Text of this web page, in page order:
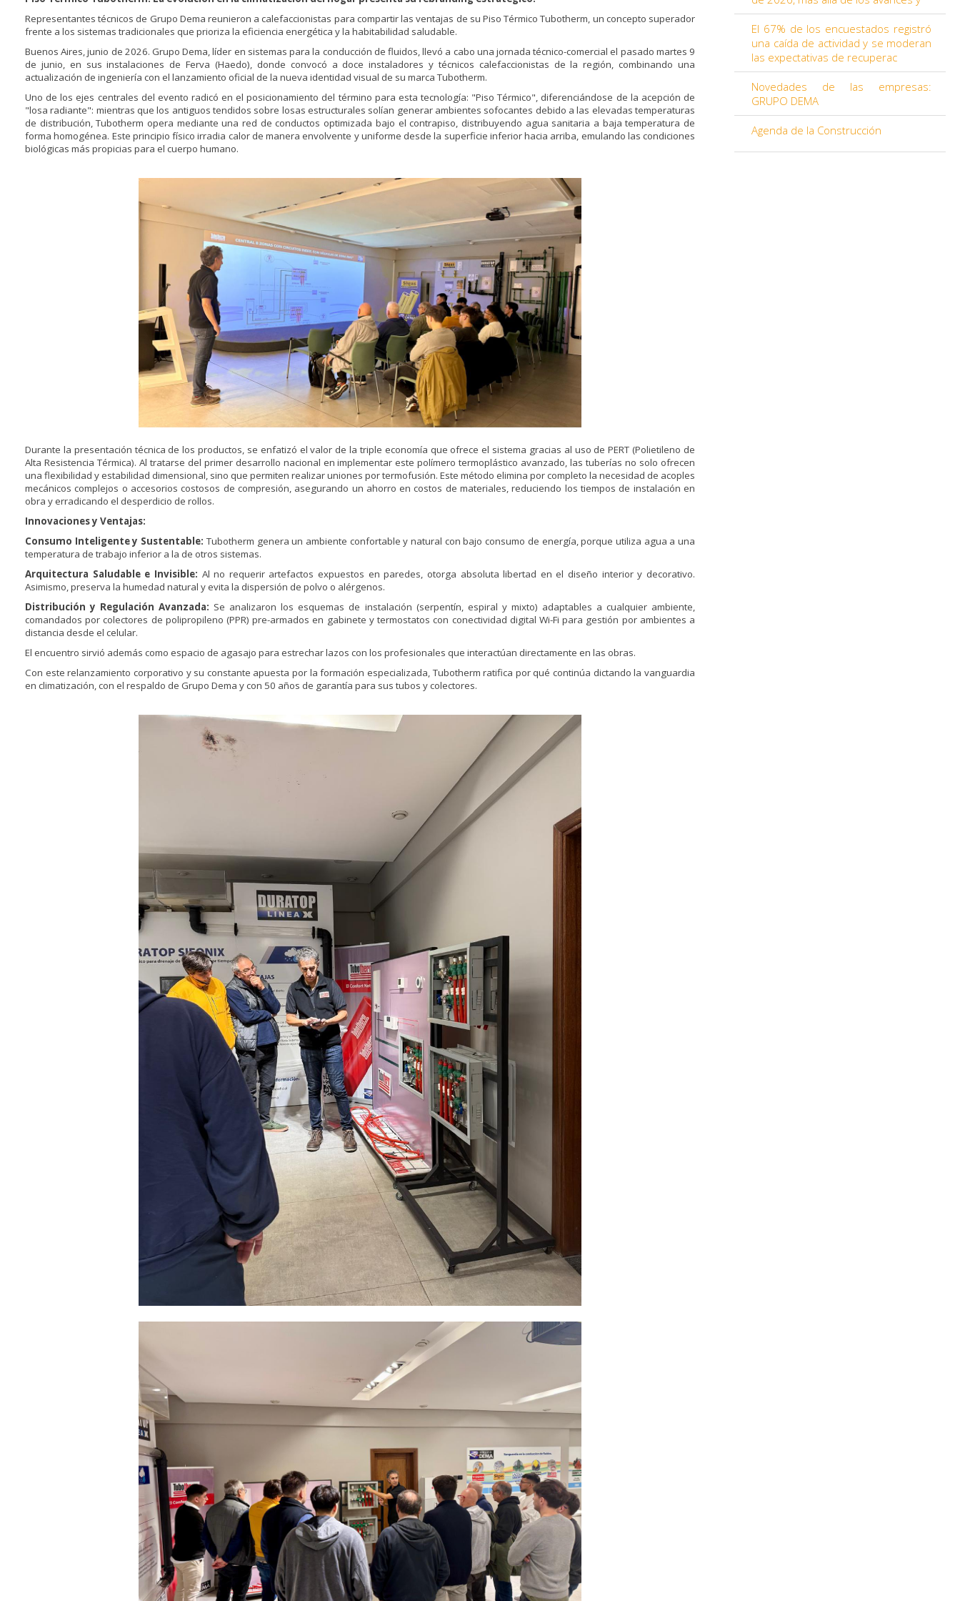
Representantes técnicos de Grupo Dema reunieron a calefaccionistas para compartir las ventajas de su Piso Térmico Tubotherm, un concepto superador
frente a los sistemas tradicionales que prioriza la eficiencia energética y la habitabilidad saludable.
Buenos Aires, junio de 2026. Grupo Dema, líder en sistemas para la conducción de fluidos, llevó a cabo una jornada técnico-comercial el pasado martes 9
de junio, en sus instalaciones de Ferva (Haedo), donde convocó a doce instaladores y técnicos calefaccionistas de la región, combinando una
actualización de ingeniería con el lanzamiento oficial de la nueva identidad visual de su marca Tubotherm.
Uno de los ejes centrales del evento radicó en el posicionamiento del término para esta tecnología: "Piso Térmico", diferenciándose de la acepción de
"losa radiante": mientras que los antiguos tendidos sobre losas estructurales solían generar ambientes sofocantes debido a las elevadas temperaturas
de distribución, Tubotherm opera mediante una red de conductos optimizada bajo el contrapiso, distribuyendo agua sanitaria a baja temperatura de
forma homogénea. Este principio físico irradia calor de manera envolvente y uniforme desde la superficie inferior hacia arriba, emulando las condiciones
biológicas más propicias para el cuerpo humano.
Durante la presentación técnica de los productos, se enfatizó el valor de la triple economía que ofrece el sistema gracias al uso de PERT (Polietileno de
Alta Resistencia Térmica). Al tratarse del primer desarrollo nacional en implementar este polímero termoplástico avanzado, las tuberías no solo ofrecen
una flexibilidad y estabilidad dimensional, sino que permiten realizar uniones por termofusión. Este método elimina por completo la necesidad de acoples
mecánicos complejos o accesorios costosos de compresión, asegurando un ahorro en costos de materiales, reduciendo los tiempos de instalación en
obra y erradicando el desperdicio de rollos.
Innovaciones y Ventajas:
Consumo Inteligente y Sustentable:Tubotherm genera un ambiente confortable y natural con bajo consumo de energía, porque utiliza agua a una
temperatura de trabajo inferior a la de otros sistemas.
Arquitectura Saludable e Invisible: Al no requerir artefactos expuestos en paredes, otorga absoluta libertad en el diseño interior y decorativo.
Asimismo, preserva la humedad natural y evita la dispersión de polvo o alérgenos.
Distribución y Regulación Avanzada: Se analizaron los esquemas de instalación (serpentín, espiral y mixto) adaptables a cualquier ambiente,
comandados por colectores de polipropileno (PPR) pre-armados en gabinete y termostatos con conectividad digital Wi-Fi para gestión por ambientes a
distancia desde el celular.
El encuentro sirvió además como espacio de agasajo para estrechar lazos con los profesionales que interactúan directamente en las obras.
Con este relanzamiento corporativo y su constante apuesta por la formación especializada, Tubotherm ratifica por qué continúa dictando la vanguardia
en climatización, con el respaldo de Grupo Dema y con 50 años de garantía para sus tubos y colectores.
El 67% de los encuestados registró
una caída de actividad y se moderan
las expectativas de recuperac
Novedades de las empresas:
GRUPO DEMA
Agenda de la Construcción